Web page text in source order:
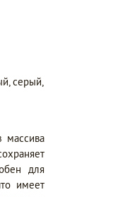
серый,
массива
для
имеет